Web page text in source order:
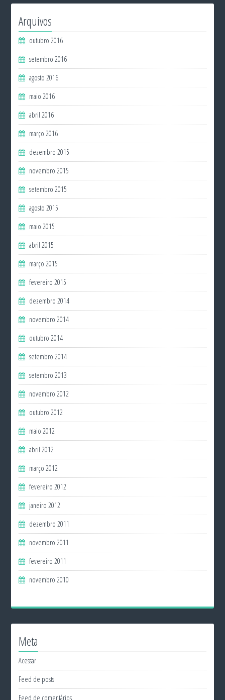
Arquivos
outubro 2016
setembro 2016
agosto 2016
maio 2016
abril 2016
março 2016
dezembro 2015
novembro 2015
setembro 2015
agosto 2015
maio 2015
abril 2015
março 2015
fevereiro 2015
dezembro 2014
novembro 2014
outubro 2014
setembro 2014
setembro 2013
novembro 2012
outubro 2012
maio 2012
abril 2012
março 2012
fevereiro 2012
janeiro 2012
dezembro 2011
novembro 2011
fevereiro 2011
novembro 2010
Meta
Acessar
Feed de posts
Feed de comentários